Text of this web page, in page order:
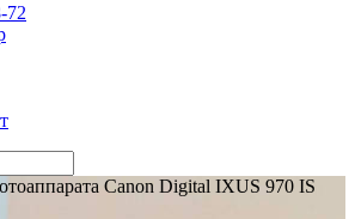
72
Canon Digital IXUS 970 IS